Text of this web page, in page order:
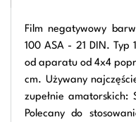
Film negatywowy
100 ASA - 21 DIN.
od aparatu od 4x4
cm. Używany
zupełnie
Polecany do